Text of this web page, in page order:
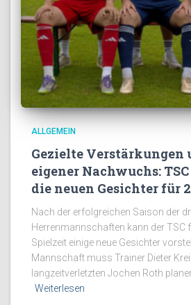
ALLGEMEIN
Gezielte Verstärkungen
eigener Nachwuchs:
die neuen Gesichter für
Nach der erfolgreichen Saison der
Herrenmannschaften kann der TSC
Spielzeit einige neue Gesichter
Mannschaft muss Trainer Dieter
langzeitverletzten Jochen Roth
Weiterlesen